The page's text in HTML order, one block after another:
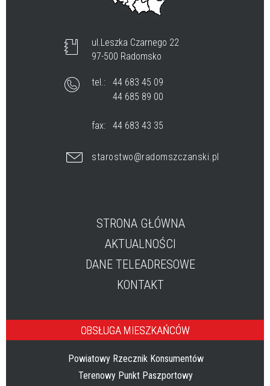
ul.Leszka Czarnego 22
97-500 Radomsko
tel.:
44 683 45 09
44 685 89 00
fax: 44 683 43 35
starostwo@radomszczanski.pl
STRONA GŁÓWNA
AKTUALNOŚCI
DANE TELEADRESOWE
KONTAKT
OBSŁUGA MIESZKAŃCÓW
Powiatowy Rzecznik Konsumentów
Terenowy Punkt Paszportowy